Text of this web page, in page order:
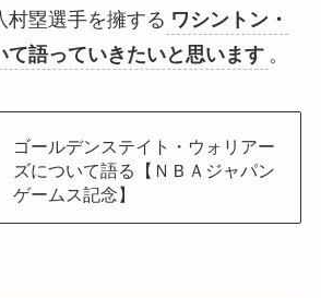
村塁選手を擁する ワシントン・
て語っていきたいと思います 。
ゴールデンステイト・ウォリアー
ズについて語る【ＮＢＡジャパン
ゲームス記念】